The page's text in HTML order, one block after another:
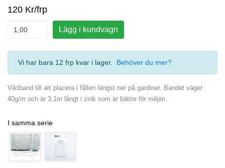
120 Kr/frp
Lägg i kundvagn
Vi har bara 12 frp kvar i lager. Behöver du mer?
Viktband till att placera i fållen längst ner på gardiner. Bandet väger
40g/m och är 3,1m långt i zink som är bättre för miljön.
I samma serie